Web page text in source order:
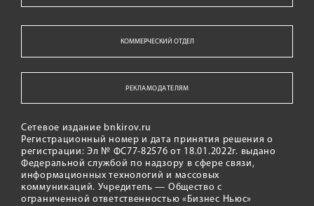
КОММЕРЧЕСКИЙ ОТДЕЛ
РЕКЛАМОДАТЕЛЯМ
Сетевое издание bnkirov.ru
Регистрационный номер и дата принятия решения о
регистрации: Эл № ФС77-82576 от 18.01.2022г. выдано
Федеральной службой по надзору в сфере связи,
информационных технологий и массовых
коммуникаций. Учредитель — Общество с
ограниченной ответственностью «Бизнес Ньюс»